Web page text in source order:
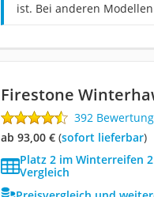
ist. Bei anderen
Firestone
392
ab 93,00 €( Sofort lieferbar)
Platz 2 im Winterreifen
Vergleich